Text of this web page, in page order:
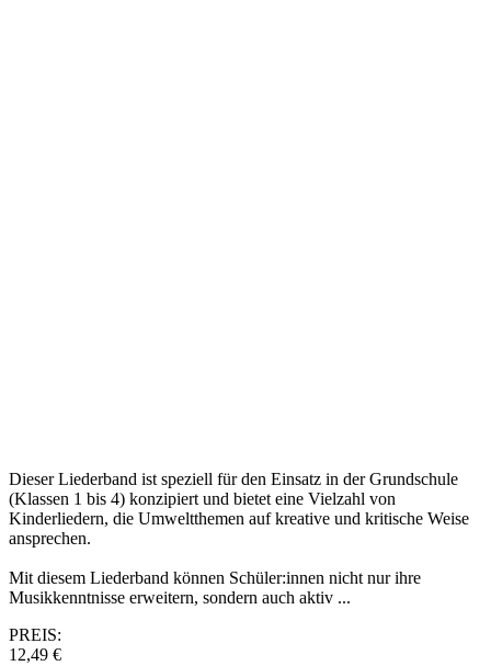
Dieser Liederband ist speziell für den Einsatz in der Grundschule
(Klassen 1 bis 4) konzipiert und bietet eine Vielzahl von
Kinderliedern, die Umweltthemen auf kreative und kritische Weise
ansprechen.
Mit diesem Liederband können Schüler:innen nicht nur ihre
Musikkenntnisse erweitern, sondern auch aktiv ...
PREIS:
12,49 €